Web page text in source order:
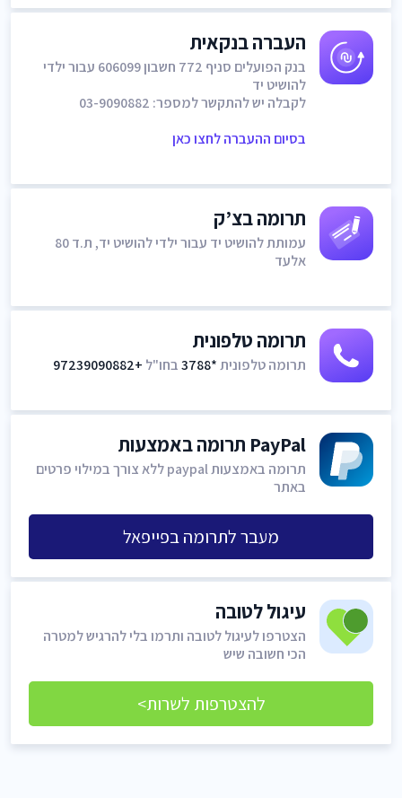
העברה בנקאית
בנק הפועלים סניף 772 חשבון 606099 עבור ילדי
להושיט יד
לקבלה יש להתקשר למספר: 03-9090882
בסיום ההעברה לחצו כאן
תרומה בצ’ק
עמותת להושיט יד עבור ילדי להושיט יד, ת.ד 80
אלעד
תרומה טלפונית
תרומה טלפונית*3788 בחו"ל +97239090882
PayPal תרומה באמצעות
תרומה באמצעות paypal ללא צורך במילוי פרטים
באתר
מעבר לתרומה בפייפאל
עיגול לטובה
הצטרפו לעיגול לטובה ותרמו בלי להרגיש למטרה
הכי חשובה שיש
להצטרפות לשרות>